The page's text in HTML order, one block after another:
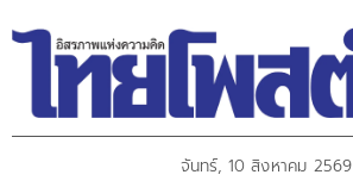
จันทร์, 10 สิงหาคม 2569